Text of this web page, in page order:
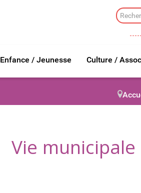
dans
Enfance / Jeunesse Culture /
Vie municipale